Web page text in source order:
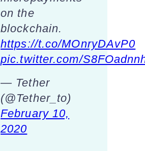
on the
blockchain.
https://t.co/MOnryDAvP0
pic.twitter.com/
— Tether
(@Tether_to)
February 10,
2020